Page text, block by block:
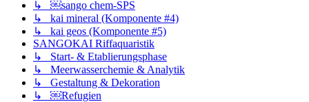
↳ ￼sango chem-SPS
↳ kai mineral (Komponente #4)
↳ kai geos (Komponente #5)
SANGOKAI Riffaquaristik
↳ Start- & Etablierungsphase
↳ Meerwasserchemie & Analytik
↳ Gestaltung & Dekoration
↳ ￼Refugien